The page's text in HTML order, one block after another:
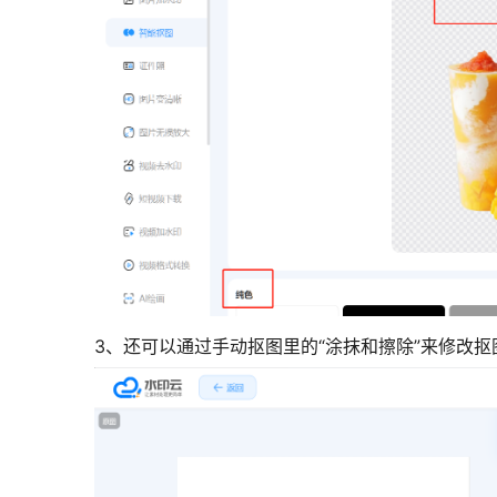
3、还可以通过手动抠图里的“涂抹和擦除”来修改